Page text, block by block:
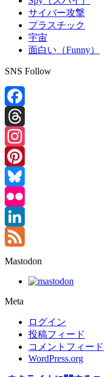
サイバー攻撃
プラスチック
宇宙
面白い（Funny）
SNS Follow
Facebook
Threads
Instagram
Pinterest
Bluesky
Flickr
LinkedIn
Feed
Mastodon
Meta
ログイン
投稿フィード
コメントフィード
WordPress.org